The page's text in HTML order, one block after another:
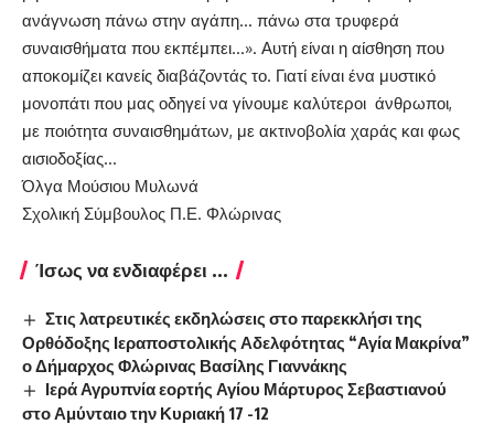
ανάγνωση πάνω στην αγάπη… πάνω στα τρυφερά
συναισθήματα που εκπέμπει…». Αυτή είναι η αίσθηση που
αποκομίζει κανείς διαβάζοντάς το. Γιατί είναι ένα μυστικό
μονοπάτι που μας οδηγεί να γίνουμε καλύτεροι άνθρωποι,
με ποιότητα συναισθημάτων, με ακτινοβολία χαράς και φως
αισιοδοξίας…
Όλγα Μούσιου Μυλωνά
Σχολική Σύμβουλος Π.Ε. Φλώρινας
Ίσως να ενδιαφέρει ...
Στις λατρευτικές εκδηλώσεις στο παρεκκλήσι της
Ορθόδοξης Ιεραποστολικής Αδελφότητας “Αγία Μακρίνα”
ο Δήμαρχος Φλώρινας Βασίλης Γιαννάκης
Ιερά Αγρυπνία εορτής Αγίου Μάρτυρος Σεβαστιανού
στο Αμύνταιο την Κυριακή 17 -12